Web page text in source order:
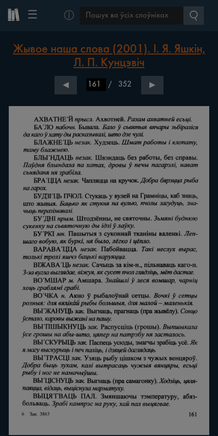
☰ ⓘ
Жывое наша слова (2001). І. Я. Яшкін,
Л. П. Кунцэвіч
◀ / 352 ▶